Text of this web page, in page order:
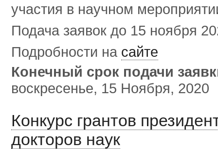
участия в научном
Подача заявок до 15 ноября
Подробности на сайте
Конечный срок подачи
воскресенье, 15 Ноября, 2020
Конкурс грантов
докторов наук